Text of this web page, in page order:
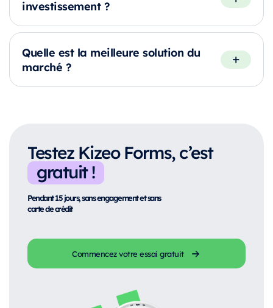
investissement ?
Quelle est la meilleure solution du
marché ?
Testez Kizeo Forms, c’est
gratuit !
Pendant 15 jours, sans engagement et sans
carte de crédit
Commencez votre essai gratuit